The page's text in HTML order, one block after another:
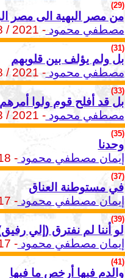
(29)
من مصر البهية الى مصر
مصطفي محمود- 2021 / 8 / 16
(31)
بل ولم يؤلف بين قلوبهم
مصطفي محمود- 2021 / 8 / 5
(33)
بل قد أفلح قوم ولوا
مصطفي محمود- 2021 / 3 / 25
(35)
وحدنا
إيمان مصطفي محمود- 2018 / 2 / 11
(37)
في مستوطنة العناق
إيمان مصطفي محمود- 2017 / 10 / 25
(39)
لو أننا لم نفترق (إلي
إيمان مصطفي محمود- 2017 / 5 / 5
(41)
والدم فيها أرخص ما فيها